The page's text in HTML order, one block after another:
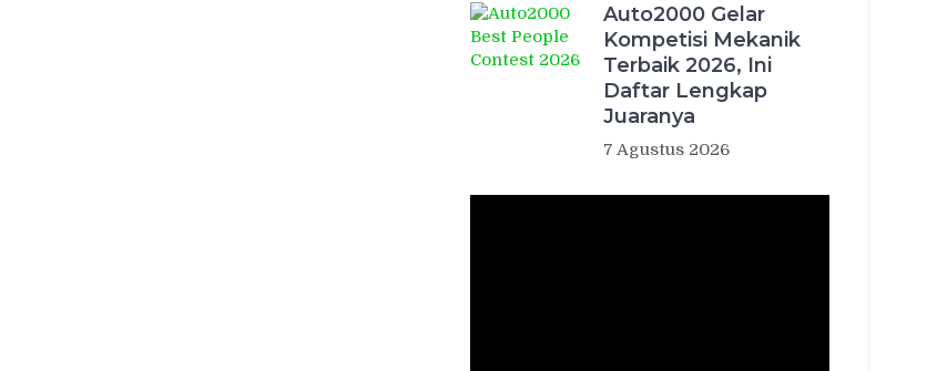
Auto2000 Gelar
Kompetisi Mekanik
Terbaik 2026, Ini
Daftar Lengkap
Juaranya
7 Agustus 2026